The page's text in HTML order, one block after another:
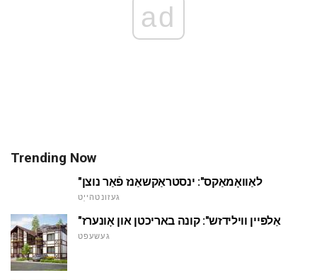
ad
Trending Now
"לאַוואָמאַקס": ינסטראַקשאַנז פֿאַר נוצן
געזונטהייַט
"אַלפּיין ווילידזש": קונה באריכטן און אָונערז
געשעפט